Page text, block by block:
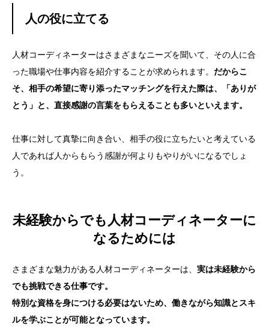
人の役に立てる
人材コーディネーターはさまざまなニーズを聞いて、その人に合
った職場や仕事内容を紹介することが求められます。 だからこ
そ、相手の希望に寄り添ったマッチングを行えた際は、「ありが
とう」と、直接感謝の言葉をもらえることも多いといえます。
仕事に対して真摯に向き合い、相手の役に立ちたいと考えている
人であれば人からもらう感謝が何よりもやりがいになるでしょ
う。
未経験からでも人材コーディネーターに
なるためには
さまざまな魅力がある人材コーディネーターは、 実は未経験から
でも挑戦できる仕事です。
特別な資格を身につける必要はないため、働きながら知識とスキ
ルを学ぶことが可能となっています。